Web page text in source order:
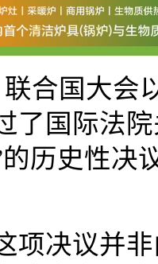
合国大会
了国际法
历史性决
项决议并